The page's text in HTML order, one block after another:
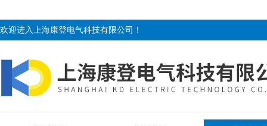
欢迎进入上海康登电气科技有限公司！